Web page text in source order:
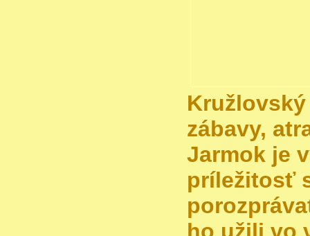
zábavy,
Jarmok je
príležitosť